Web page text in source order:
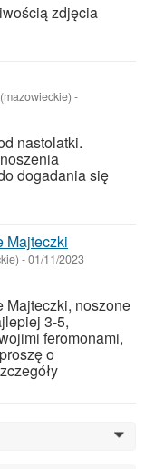
zdjęcia
-
nastolatki.
dogadania się
Majteczki
-01/11/2023
Majteczki, noszone
3-5,
feromonami,
o
0